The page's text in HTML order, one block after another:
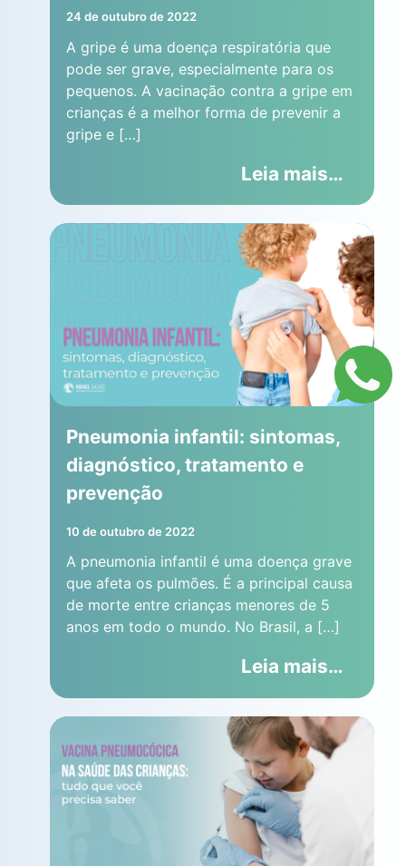
24 de outubro de 2022
A gripe é uma doença respiratória que
pode ser grave, especialmente para os
pequenos. A vacinação contra a gripe em
crianças é a melhor forma de prevenir a
gripe e […]
Leia mais…
Pneumonia infantil: sintomas,
diagnóstico, tratamento e
prevenção
10 de outubro de 2022
A pneumonia infantil é uma doença grave
que afeta os pulmões. É a principal causa
de morte entre crianças menores de 5
anos em todo o mundo. No Brasil, a […]
Leia mais…